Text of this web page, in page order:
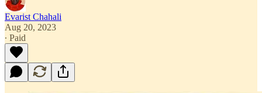
Evarist Chahali
Aug 20, 2023
∙ Paid